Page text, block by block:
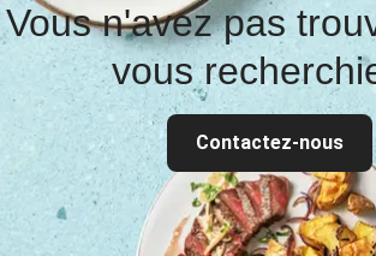
Vous n'avez pas
vous
Contactez-nous